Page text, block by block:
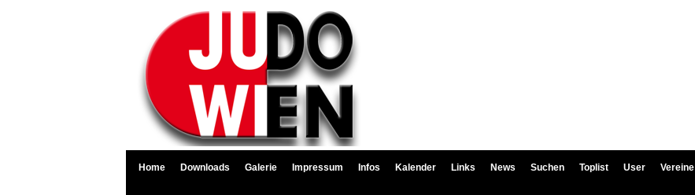
Home Downloads Galerie Impressum Infos Kalender Links News Suchen Toplist User Vereine